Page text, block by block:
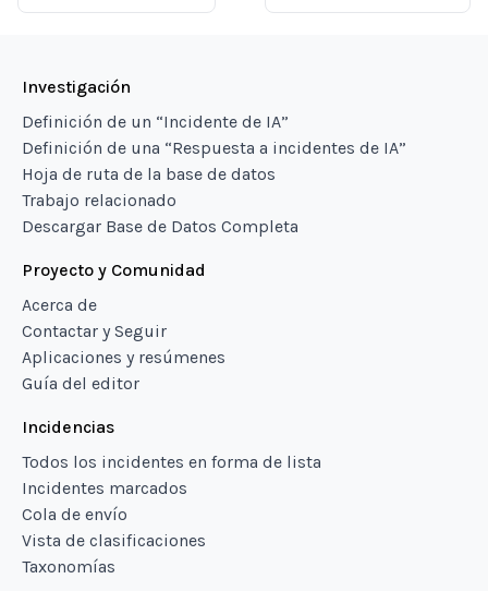
Investigación
Definición de un “Incidente de IA”
Definición de una “Respuesta a incidentes de IA”
Hoja de ruta de la base de datos
Trabajo relacionado
Descargar Base de Datos Completa
Proyecto y Comunidad
Acerca de
Contactar y Seguir
Aplicaciones y resúmenes
Guía del editor
Incidencias
Todos los incidentes en forma de lista
Incidentes marcados
Cola de envío
Vista de clasificaciones
Taxonomías